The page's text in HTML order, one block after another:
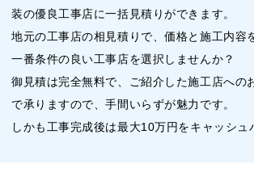
装の優良工事店に一括見積りができます。
地元の工事店の相見積りで、価格と施工内容
一番条件の良い工事店を選択しませんか？
御見積は完全無料で、ご紹介した施工店への
で承りますので、手間いらずが魅力です。
しかも工事完成後は最大10万円をキャッシュ